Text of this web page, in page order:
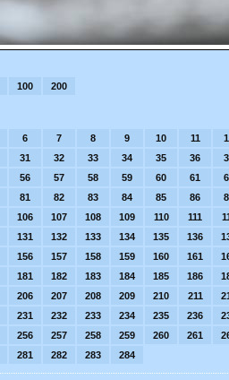
100 200
6 7 8 9 10 11
31 32 33 34 35 36
56 57 58 59 60 61
81 82 83 84 85 86
106 107 108 109 110 111
131 132 133 134 135 136
156 157 158 159 160 161
181 182 183 184 185 186
206 207 208 209 210 211
231 232 233 234 235 236
256 257 258 259 260 261
281 282 283 284